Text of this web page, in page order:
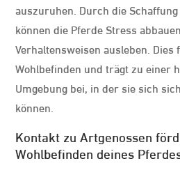
auszuruhen. Durch die
können die Pferde Stress
Verhaltensweisen ausleben.
Wohlbefinden und trägt zu einer
Umgebung bei, in der sie sich
können.
Kontakt zu Artgenossen
Wohlbefinden deines